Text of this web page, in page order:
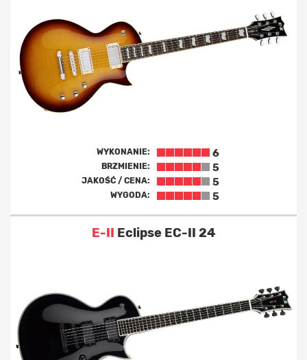
WYKONANIE: 6
BRZMIENIE: 5
JAKOŚĆ / CENA: 5
WYGODA: 5
E-II Eclipse EC-II 24